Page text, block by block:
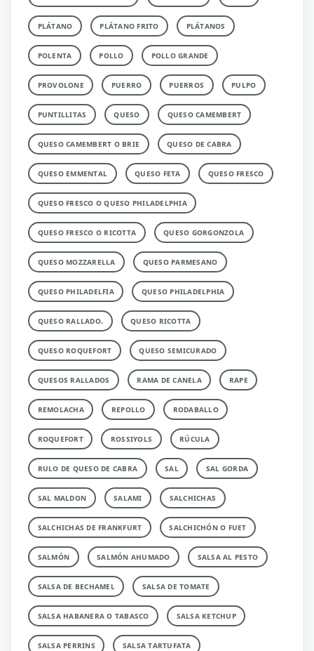
PLÁTANO PLÁTANO FRITO PLÁTANOS
POLENTA POLLO POLLO GRANDE
PROVOLONE PUERRO PUERROS PULPO
PUNTILLITAS QUESO QUESO CAMEMBERT
QUESO CAMEMBERT O BRIE QUESO DE CABRA
QUESO EMMENTAL QUESO FETA QUESO FRESCO
QUESO FRESCO O QUESO PHILADELPHIA
QUESO FRESCO O RICOTTA QUESO GORGONZOLA
QUESO MOZZARELLA QUESO PARMESANO
QUESO PHILADELFIA QUESO PHILADELPHIA
QUESO RALLADO. QUESO RICOTTA
QUESO ROQUEFORT QUESO SEMICURADO
QUESOS RALLADOS RAMA DE CANELA RAPE
REMOLACHA REPOLLO RODABALLO
ROQUEFORT ROSSIYOLS RÚCULA
RULO DE QUESO DE CABRA SAL SAL GORDA
SAL MALDON SALAMI SALCHICHAS
SALCHICHAS DE FRANKFURT SALCHICHÓN O FUET
SALMÓN SALMÓN AHUMADO SALSA AL PESTO
SALSA DE BECHAMEL SALSA DE TOMATE
SALSA HABANERA O TABASCO SALSA KETCHUP
SALSA PERRINS SALSA TARTUFATA